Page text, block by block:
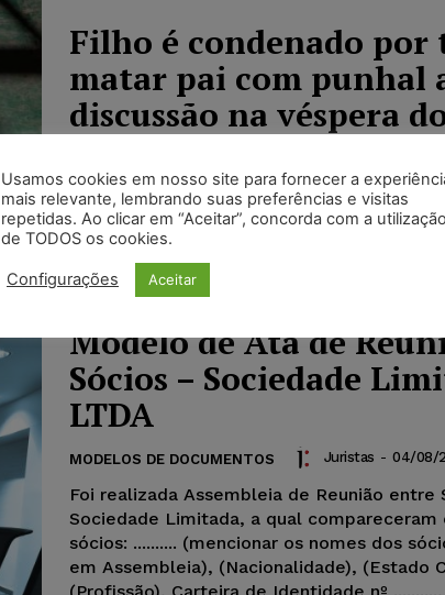
Filho é condenado
matar pai com punhal
discussão na véspera
Um homem foi condenado por tentar
após uma discussão, na primeira sessão do
Júri deste ano na comarca...
Modelo de Ata de
Sócios – Sociedade
LTDA
MODELOS DE DOCUMENTOS Juristas - 04/08/
Foi realizada Assembleia de Reunião entre
Sociedade Limitada, a qual compareceram
sócios: .......... (mencionar os nomes dos
em Assembleia), (Nacionalidade), (Estado
Usamos cookies em nosso site para fornecer a
mais relevante, lembrando suas preferências e visitas
repetidas. Ao clicar em “Aceitar”, concorda com a utilização
de TODOS os cookies.
Configurações Aceitar